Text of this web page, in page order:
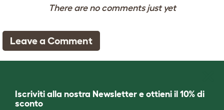
There are no comments just yet
Leave a Comment
Iscriviti alla nostra Newsletter e ottieni il 10% di
sconto